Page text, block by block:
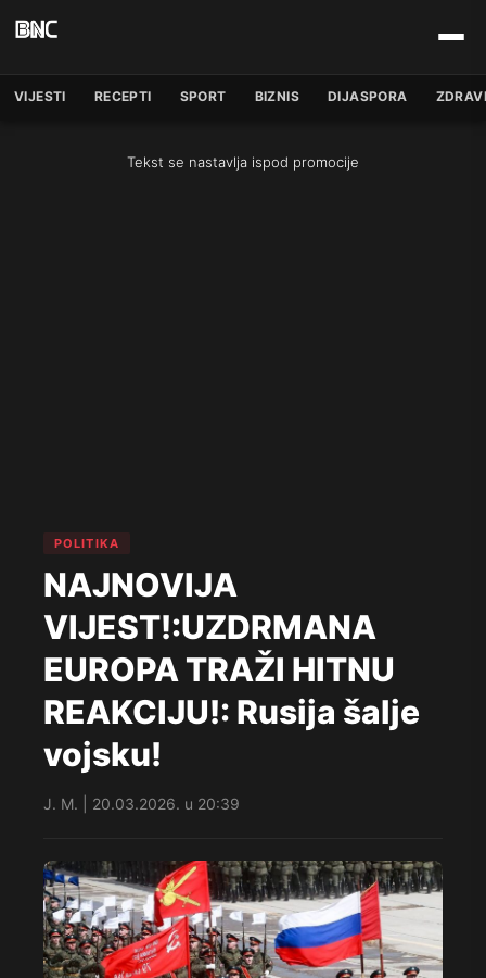
VIJESTI RECEPTI SPORT BIZNIS DIJASPORA
Tekst se nastavlja ispod promocije
POLITIKA
NAJNOVIJA
VIJEST!:UZDRMANA
EUROPA TRAŽI HITNU
REAKCIJU!: Rusija šalje
vojsku!
J. M. | 20.03.2026. u 20:39